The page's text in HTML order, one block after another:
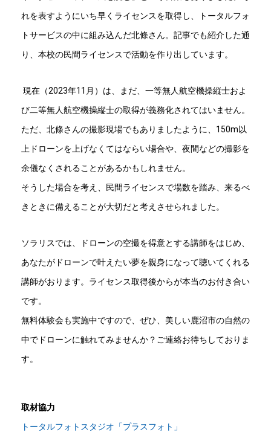
れを表すようにいち早くライセンスを取得し、トータルフォ
トサービスの中に組み込んだ北條さん。記事でも紹介した通
り、本校の民間ライセンスで活動を作り出しています。
現在（2023年11月）は、まだ、一等無人航空機操縦士およ
び二等無人航空機操縦士の取得が義務化されてはいません。
ただ、北條さんの撮影現場でもありましたように、150m以
上ドローンを上げなくてはならい場合や、夜間などの撮影を
余儀なくされることがあるかもしれません。
そうした場合を考え、民間ライセンスで場数を踏み、来るべ
きときに備えることが大切だと考えさせられました。
ソラリスでは、ドローンの空撮を得意とする講師をはじめ、
あなたがドローンで叶えたい夢を親身になって聴いてくれる
講師がおります。ライセンス取得後からが本当のお付き合い
です。
無料体験会も実施中ですので、ぜひ、美しい鹿沼市の自然の
中でドローンに触れてみませんか？ご連絡お待ちしておりま
す。
取材協力
トータルフォトスタジオ「プラスフォト」